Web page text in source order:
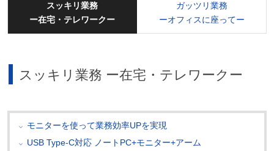
スッキリ業務
ー在宅・テレワークー
ガッツリ業務
ーオフィスに座ってー
スッキリ業務 ー在宅・テレワークー
モニターを使って業務効率UPを実現
USB Type-C対応 ノートPC+モニター+アーム